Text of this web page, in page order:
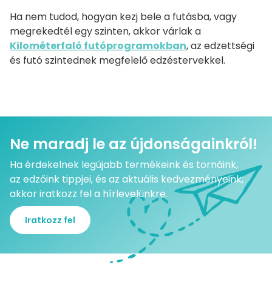
Ha nem tudod, hogyan kezj bele a futásba, vagy
megrekedtél egy szinten, akkor várlak a
Kilométerfaló futóprogramokban, az edzettségi
és futó szintednek megfelelő edzéstervekkel.
Ne maradj le az újdonságainkról!
Ha érdekelnek legújabb termékeink és tornáink,
az edzőink tippjei, és az aktuális kedvezményeink,
akkor iratkozz fel a hírlevelünkre.
Iratkozz fel